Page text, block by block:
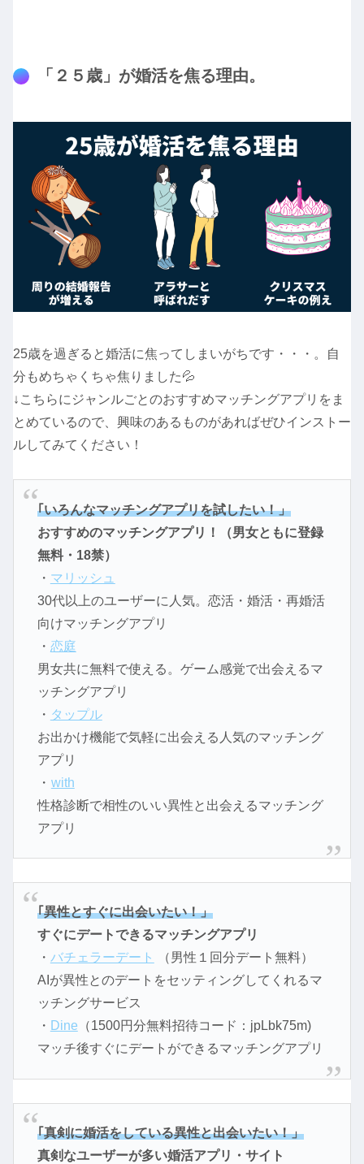
「２５歳」が婚活を焦る理由。
25歳を過ぎると婚活に焦ってしまいがちです・・・。自
分もめちゃくちゃ焦りました💦
↓こちらにジャンルごとのおすすめマッチングアプリをま
とめているので、興味のあるものがあればぜひインストー
ルしてみてください！
｢いろんなマッチングアプリを試したい！」
おすすめのマッチングアプリ！（男女ともに登録
無料・18禁）
・ マリッシュ
30代以上のユーザーに人気。恋活・婚活・再婚活
向けマッチングアプリ
・ 恋庭
男女共に無料で使える。ゲーム感覚で出会えるマ
ッチングアプリ
・ タップル
お出かけ機能で気軽に出会える人気のマッチング
アプリ
・ with
性格診断で相性のいい異性と出会えるマッチング
アプリ
｢異性とすぐに出会いたい！」
すぐにデートできるマッチングアプリ
・ バチェラーデート
（男性１回分デート無料）
AIが異性とのデートをセッティングしてくれるマ
ッチングサービス
・ Dine （1500円分無料招待コード：jpLbk75m)
マッチ後すぐにデートができるマッチングアプリ
｢真剣に婚活をしている異性と出会いたい！」
真剣なユーザーが多い婚活アプリ・サイト